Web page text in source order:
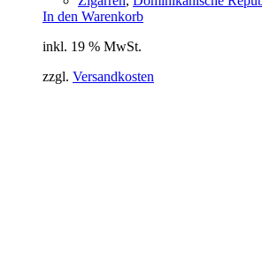
In den Warenkorb
inkl. 19 % MwSt.
zzgl. Versandkosten